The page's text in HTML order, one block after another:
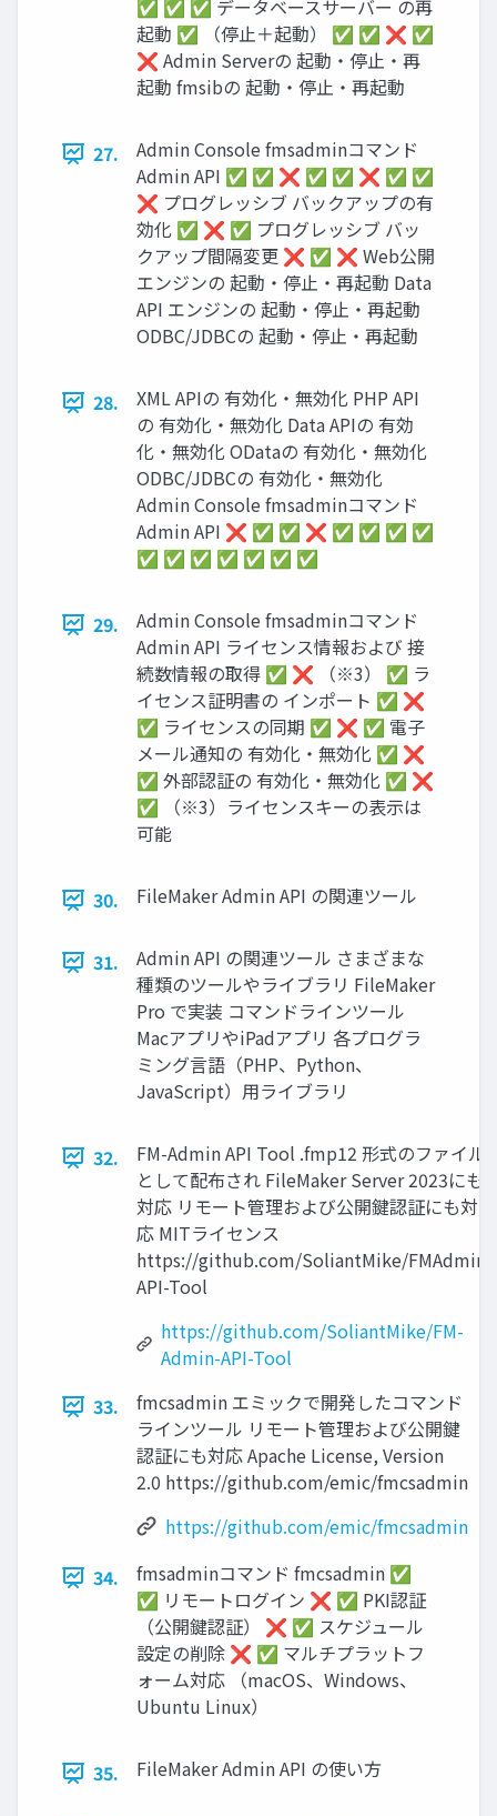
✅ ✅ ✅ データベースサーバー の再
起動 ✅ （停止＋起動） ✅ ✅ ❌ ✅
❌ Admin Serverの 起動・停止・再
起動 fmsibの 起動・停止・再起動
27.
Admin Console fmsadminコマンド
Admin API ✅ ✅ ❌ ✅ ✅ ❌ ✅ ✅
❌ プログレッシブ バックアップの有
効化 ✅ ❌ ✅ プログレッシブ バッ
クアップ間隔変更 ❌ ✅ ❌ Web公開
エンジンの 起動・停止・再起動 Data
API エンジンの 起動・停止・再起動
ODBC/JDBCの 起動・停止・再起動
28.
XML APIの 有効化・無効化 PHP API
の 有効化・無効化 Data APIの 有効
化・無効化 ODataの 有効化・無効化
ODBC/JDBCの 有効化・無効化
Admin Console fmsadminコマンド
Admin API ❌ ✅ ✅ ❌ ✅ ✅ ✅ ✅
✅ ✅ ✅ ✅ ✅ ✅ ✅
29.
Admin Console fmsadminコマンド
Admin API ライセンス情報および 接
続数情報の取得 ✅ ❌ （※3） ✅ ラ
イセンス証明書の インポート ✅ ❌
✅ ライセンスの同期 ✅ ❌ ✅ 電子
メール通知の 有効化・無効化 ✅ ❌
✅ 外部認証の 有効化・無効化 ✅ ❌
✅ （※3）ライセンスキーの表示は
可能
30. FileMaker Admin API の関連ツール
31.
Admin API の関連ツール さまざまな
種類のツールやライブラリ FileMaker
Pro で実装 コマンドラインツール
MacアプリやiPadアプリ 各プログラ
ミング言語（PHP、Python、
JavaScript）用ライブラリ
32.
FM-Admin API Tool .fmp12 形式のファイル
として配布され FileMaker Server 2023にも
対応 リモート管理および公開鍵認証にも対
応 MITライセンス
https://github.com/SoliantMike/FMAdmin-
API-Tool
https://github.com/SoliantMike/FM-
Admin-API-Tool
33.
fmcsadmin エミックで開発したコマンド
ラインツール リモート管理および公開鍵
認証にも対応 Apache License, Version
2.0 https://github.com/emic/fmcsadmin
https://github.com/emic/fmcsadmin
34.
fmsadminコマンド fmcsadmin ✅
✅ リモートログイン ❌ ✅ PKI認証
（公開鍵認証） ❌ ✅ スケジュール
設定の削除 ❌ ✅ マルチプラットフ
ォーム対応 （macOS、Windows、
Ubuntu Linux）
35. FileMaker Admin API の使い方